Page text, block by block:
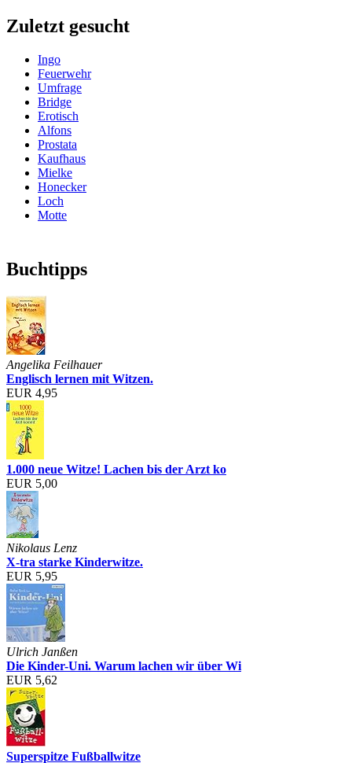
Zuletzt gesucht
Ingo
Feuerwehr
Umfrage
Bridge
Erotisch
Alfons
Prostata
Kaufhaus
Mielke
Honecker
Loch
Motte
Buchtipps
Angelika Feilhauer
Englisch lernen mit Witzen.
EUR 4,95
1.000 neue Witze! Lachen bis der Arzt ko
EUR 5,00
Nikolaus Lenz
X-tra starke Kinderwitze.
EUR 5,95
Ulrich Janßen
Die Kinder-Uni. Warum lachen wir über Wi
EUR 5,62
Superspitze Fußballwitze